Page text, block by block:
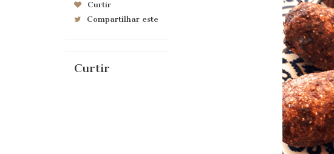
Curtir
Compartilhar este
Curtir